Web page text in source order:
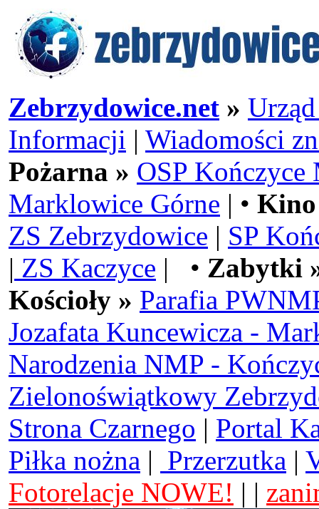
Zebrzydowice.net »
Informacji | Wiadomości
Pożarna » OSP Kończyce
Marklowice Górne | •
ZS Zebrzydowice | SP
| ZS Kaczyce | • Zabytki
Kościoły » Parafia
Jozafata Kuncewicza -
Narodzenia NMP -
Zielonoświątkowy
Strona Czarnego | Portal
Piłka nożna | Przerzutka |
Fotorelacje NOWE! | |